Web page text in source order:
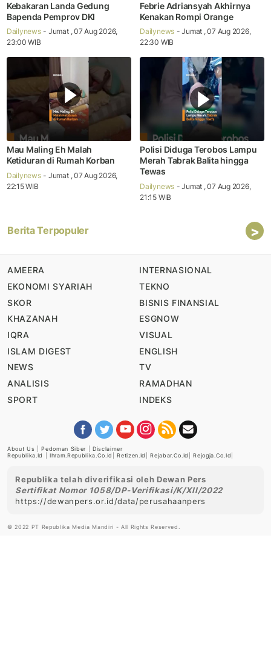
Kebakaran Landa Gedung
Bapenda Pemprov DKI
Dailynews - Jumat , 07 Aug 2026,
23:00 WIB
Febrie Adriansyah Akhirnya
Kenakan Rompi Orange
Dailynews - Jumat , 07 Aug 2026,
22:30 WIB
Mau Maling Eh Malah
Ketiduran di Rumah Korban
Dailynews - Jumat , 07 Aug 2026,
22:15 WIB
Polisi Diduga Terobos Lampu
Merah Tabrak Balita hingga
Tewas
Dailynews - Jumat , 07 Aug 2026,
21:15 WIB
Berita Terpopuler >
AMEERA
EKONOMI SYARIAH
SKOR
KHAZANAH
IQRA
ISLAM DIGEST
NEWS
ANALISIS
SPORT
INTERNASIONAL
TEKNO
BISNIS FINANSIAL
ESGNOW
VISUAL
ENGLISH
TV
RAMADHAN
INDEKS
About Us Pedoman Siber
Disclaimer
Republika.id
Ihram.republika.co.id Retizen.id Rejabar.co.id Rejogja.co.id
Republika telah diverifikasi oleh Dewan Pers
Sertifikat Nomor 1058/DP-Verifikasi/K/XII/2022
https://dewanpers.or.id/data/perusahaanpers
© 2022 PT Republika Media Mandiri - All Rights Reserved.